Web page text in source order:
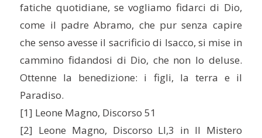
fatiche quotidiane, se vogliamo fidarci di Dio,
come il padre Abramo, che pur senza capire
che senso avesse il sacrificio di Isacco, si mise in
cammino fidandosi di Dio, che non lo deluse.
Ottenne la benedizione: i figli, la terra e il
Paradiso.
[1] Leone Magno, Discorso 51
[2] Leone Magno, Discorso LI,3 in Il Mistero